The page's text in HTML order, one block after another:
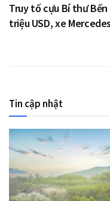
Truy tố cựu Bí thư
triệu USD, xe
Tin cập nhật